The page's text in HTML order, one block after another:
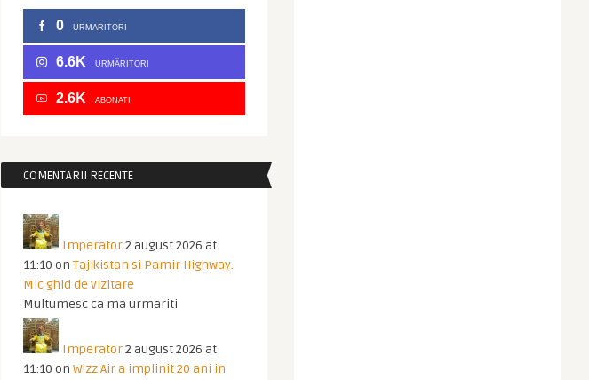
0 URMARITORI
6.6K URMĂRITORI
2.6K ABONATI
COMENTARII RECENTE
Imperator2 august 2026 at
11:10 on Tajikistan si Pamir Highway.
Mic ghid de vizitare
Multumesc ca ma urmariti
Imperator2 august 2026 at
11:10 on Wizz Air a implinit 20 ani in